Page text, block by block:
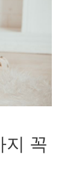
지 꼭